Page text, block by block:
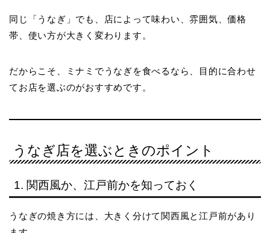
同じ「うなぎ」でも、店によって味わい、雰囲気、価格
帯、使い方が大きく変わります。
だからこそ、ミナミでうなぎを食べるなら、目的に合わせ
てお店を選ぶのがおすすめです。
うなぎ店を選ぶときのポイント
1. 関西風か、江戸前かを知っておく
うなぎの焼き方には、大きく分けて関西風と江戸前があり